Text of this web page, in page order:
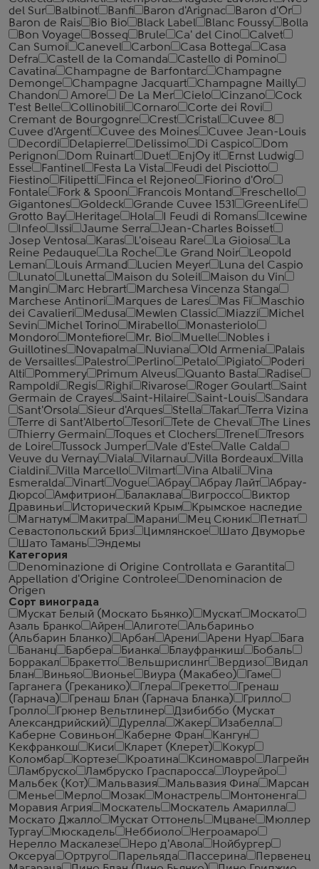
del Sur
Balbinot Banfi Baron d'Arignac
Baron d'Or
Baron de Rais
Bio Bio Black Label Blanc Foussy
Bolla
Bon Voyage
Bosseq Brule Ca' del Cino
Calvet
Can Sumoi
Canevel Carbon Casa Bottega
Casa
Defra
Castell de la Comanda
Castello di Pomino
Cavatina
Champagne de Barfontarc
Champagne
Demonge
Champagne Jacquart
Champagne Mailly
Chandon
Amore De La Mer Cielo Cinzano
Cock
T'est Belle
Collinobili Cornaro
Corte dei Rovi
Cremant de Bourgognre
Crest Cristal
Cuvee 8
Cuvee d'Argent
Cuvee des Moines
Cuvee Jean-Louis
Decordi
Delapierre Delissimo Di Caspico
Dom
Perignon
Dom Ruinart Duet EnjOy it
Ernst Ludwig
Esse
Fantinel Festa La Vista
Feudi del Pisciotto
Fiestino
Filipetti Finca el Rejoneo
Fiorino d'Oro
Fontale
Fork & Spoon Francois Montand
Freschello
Gigantones
Goldeck Grande Cuvee 1531
GreenLife
Grotto Bay
Heritage Hola I Feudi di Romans
Icewine
Infeo
Issi Jaume Serra
Jean-Charles Boisset
Josep Ventosa
Karas L'oiseau Rare La Gioiosa
La
Reine Pedauque
La Roche Le Grand Noir
Leopold
Leman
Louis Armand Lucien Meyer
Luna del Caspio
Lunato
Lunetta Maison du Soleil
Maison du Vin
Mangin
Marc Hebrart
Marchesa Vincenza Stanga
Marchese Antinori
Marques de Lares Mas Fi
Maschio
dei Cavalieri
Medusa Mewlen Classic Miazzi
Michel
Sevin
Michel Torino Mirabello
Monasteriolo
Mondoro
Montefiore Mr. Bio Muelle
Nobles i
Guillotines
Novapalma Nuviana Old Armenia
Palais
de Versailles
Palestro Perlino Petalo Pigiato
Poderi
Alti
Pommery Primum Alveus Quanto Basta
Radise
Rampoldi
Regis Righi Rivarose Roger Goulart
Saint
Germain de Crayes
Saint-Hilaire Saint-Louis
Sandara
Sant'Orsola
Sieur d'Arques Stella Takar
Terra Vizina
Terre di Sant'Alberto
Tesori Tete de Cheval
The Lines
Thierry Germain
Toques et Clochers Trenel
Tresors
de Loire
Tussock Jumper Vale d'Este
Valle Calda
Veuve du Vernay
Viala Vilarnau Villa Bordeaux
Villa
Cialdini
Villa Marcello Vilmart Vina Albali
Vina
Esmeralda
Vinart Vogue Абрау Абрау Лайт
Абрау-
Дюрсо
Амфитрион Балаклава Вигроссо
Виктор
Дравиньи
Исторический Крым
Крымское наследие
Магнатум
Макитра Марани Мец Сюник
Петнат
Севастопольский Бриз
Цимлянское
Шато Двуморье
Шато Тамань
Эндемы
Категория
Denominazione di Origine Controllata e Garantita
Appellation d'Origine Controlee
Denominacion de
Origen
Сорт винограда
Мускат Белый (Москато Бьянко)
Мускат
Москато
Азаль Бранко
Айрен Алиготе
Альбариньо
(Альбарин Бланко)
Арбан Арени Арени Нуар
Бага
Бананц
Барбера Бианка Блауфранкиш
Бобаль
Борракал
Бракетто Вельшрислинг Вердизо
Видал
Блан
Виньяо Вионье Виура (Макабео)
Гаме
Гарганега (Греканико)
Глера Грекетто
Гренаш
(Гарнача)
Гренаш Блан (Гарнача Бланка)
Грилло
Гролло
Грюнер Вельтлинер
Дзибиббо (Мускат
Александрийский)
Дурелла Жакер
Изабелла
Каберне Совиньон
Каберне Фран
Кангун
Кекфранкош
Киси Кларет (Клерет)
Кокур
Коломбар
Кортезе Кроатина Ксиномавро
Лагрейн
Ламбруско
Ламбруско Граспаросса
Лоурейро
Мальбек (Кот)
Мальвазия Мальвазия Фина
Марсан
Менье
Мерло Мозак Монастрель
Монтоненга
Моравия Агрия
Москатель
Москатель Амарилла
Москато Джалло
Мускат Оттонель Мцване
Мюллер
Тургау
Мюскадель Неббиоло
Негроамаро
Нерелло Маскалезе
Неро д'Авола
Нойбургер
Оксеруа
Ортруго Парельяда Пассерина
Первенец